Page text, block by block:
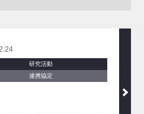
研究活動
連携協定